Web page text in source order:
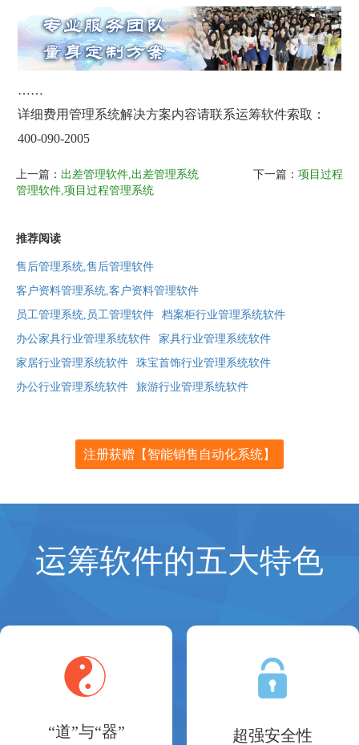
……
详细费用管理系统解决方案内容请联系运筹软件索取：
400-090-2005
上一篇： 出差管理软件,出差管理系统 下一篇： 项目过程
管理软件,项目过程管理系统
推荐阅读
售后管理系统,售后管理软件
客户资料管理系统,客户资料管理软件
员工管理系统,员工管理软件
档案柜行业管理系统软件
办公家具行业管理系统软件
家具行业管理系统软件
家居行业管理系统软件
珠宝首饰行业管理系统软件
办公行业管理系统软件
旅游行业管理系统软件
注册获赠【智能销售自动化系统】
运筹软件的五大特色
“道”与“器” 超强安全性